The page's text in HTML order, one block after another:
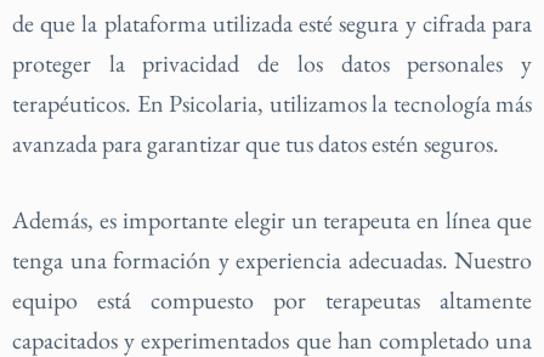
de que la plataforma utilizada esté segura y cifrada para
proteger la privacidad de los datos personales y
terapéuticos. En Psicolaria, utilizamos la tecnología más
avanzada para garantizar que tus datos estén seguros.
Además, es importante elegir un terapeuta en línea que
tenga una formación y experiencia adecuadas. Nuestro
equipo está compuesto por terapeutas altamente
capacitados y experimentados que han completado una